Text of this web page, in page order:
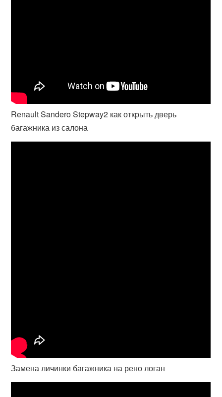
Renault Sandero Stepway2 как открыть дверь
багажника из салона
Замена личинки багажника на рено логан